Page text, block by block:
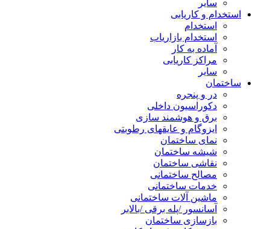
سایر
استخدام و کاریابی
استخدام
استخدام بازاریاب
آماده به کار
مراکز کاریابی
سایر
ساختمان
در و پنجره
دکوراسیون داخلی
برق و هوشمند سازی
ایزوگام و عایقهای رطوبتی
نمای ساختمان
شیشه ساختمان
نقاشی ساختمان
مصالح ساختمانی
خدمات ساختمانی
ماشین آلات ساختمانی
آسانسور /پله برقی /بالابر
بازسازی ساختمان